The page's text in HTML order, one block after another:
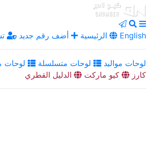
الرئيسية أضف رقم جديد English
لوحات مواليد لوحات متسلسلة لوحات
كارز
كيو ماركت الدليل القطري